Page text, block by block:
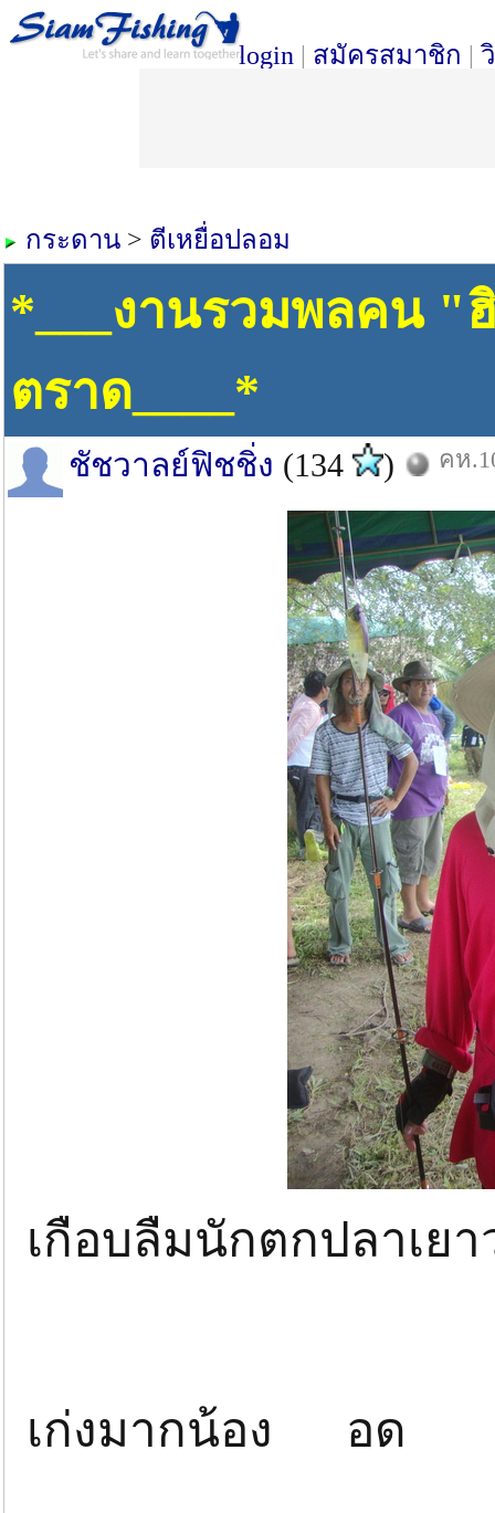
login | สมัครสมาชิก |
กระดาน > ตีเหยื่อปลอม
*___งานรวมพลคน "
ตราด____*
ชัชวาลย์ฟิชชิ่ง (134 ) คห
เกือบลืมนักตกปลา
เก่งมากน้อง